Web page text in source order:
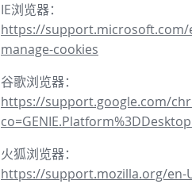
IE浏览器：
https://support.microsoft.com/
manage-cookies
谷歌浏览器：
https://support.google.com/
火狐浏览器：
https://support.mozilla.org/en-